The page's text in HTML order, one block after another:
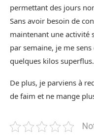
permettant des jours
Sans avoir besoin de
maintenant une activité
par semaine, je me
quelques kilos superflus.
De plus, je parviens à
de faim et ne mange